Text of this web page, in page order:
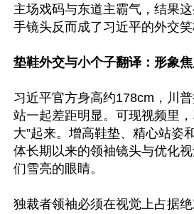
主场戏码与东道主霸气，结果
手镜头反而成了习近平的外交笑
垫鞋外交与小个子翻译：形象
习近平官方身高约178cm，川
站一起差距明显。可现视频里
大”起来。增高鞋垫、精心站姿
体长期以来的领袖镜头与优化
们雪亮的眼睛。
独裁者领袖必须在视觉上占据